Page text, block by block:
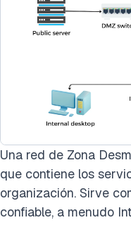
Una red de Zona
que contiene los
organización. Sirve
confiable, a menudo